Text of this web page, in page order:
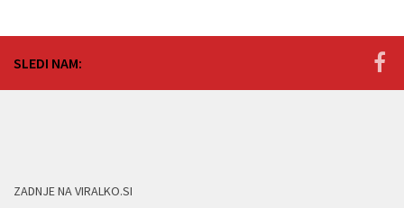
SLEDI NAM:
ZADNJE NA VIRALKO.SI